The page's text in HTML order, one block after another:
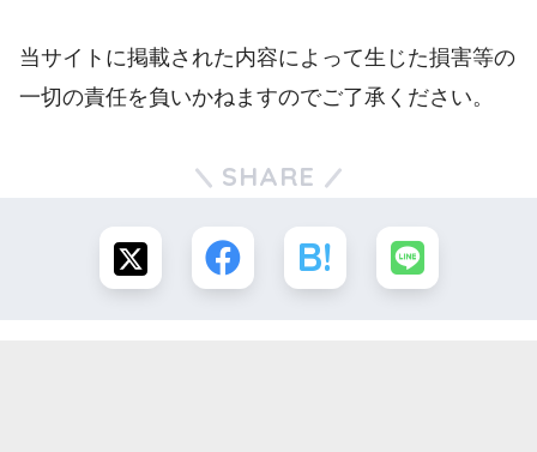
当サイトに掲載された内容によって生じた損害等の
一切の責任を負いかねますのでご了承ください。
SHARE